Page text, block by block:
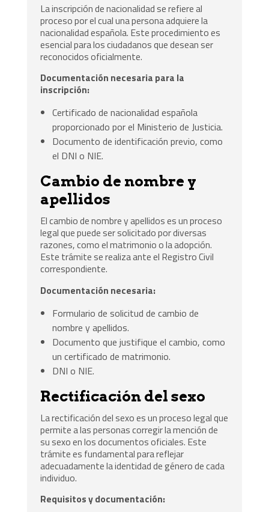
La inscripción de nacionalidad se refiere al
proceso por el cual una persona adquiere la
nacionalidad española. Este procedimiento es
esencial para los ciudadanos que desean ser
reconocidos oficialmente.
Documentación necesaria para la
inscripción:
Certificado de nacionalidad española
proporcionado por el Ministerio de Justicia.
Documento de identificación previo, como
el DNI o NIE.
Cambio de nombre y
apellidos
El cambio de nombre y apellidos es un proceso
legal que puede ser solicitado por diversas
razones, como el matrimonio o la adopción.
Este trámite se realiza ante el Registro Civil
correspondiente.
Documentación necesaria:
Formulario de solicitud de cambio de
nombre y apellidos.
Documento que justifique el cambio, como
un certificado de matrimonio.
DNI o NIE.
Rectificación del sexo
La rectificación del sexo es un proceso legal que
permite a las personas corregir la mención de
su sexo en los documentos oficiales. Este
trámite es fundamental para reflejar
adecuadamente la identidad de género de cada
individuo.
Requisitos y documentación: